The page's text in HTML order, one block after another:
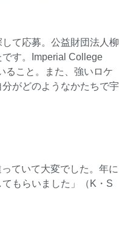
て応募。公益財団法人柳
す。Imperial College
ること。また、強いロケ
がどのようなかたちで宇
ていて大変でした。年に
もらいました」（K・S